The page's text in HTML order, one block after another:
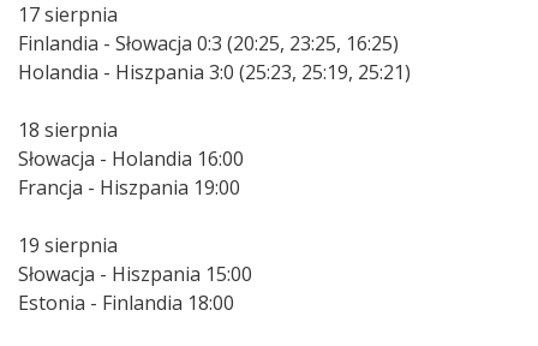
17 sierpnia
Finlandia - Słowacja 0:3 (20:25, 23:25, 16:25)
Holandia - Hiszpania 3:0 (25:23, 25:19, 25:21)
18 sierpnia
Słowacja - Holandia 16:00
Francja - Hiszpania 19:00
19 sierpnia
Słowacja - Hiszpania 15:00
Estonia - Finlandia 18:00